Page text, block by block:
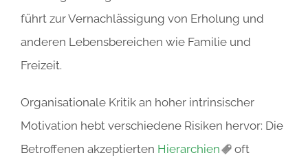
führt zur Vernachlässigung von Erholung und
anderen Lebensbereichen wie Familie und
Freizeit.
Organisationale Kritik an hoher intrinsischer
Motivation hebt verschiedene Risiken hervor: Die
Betroffenen akzeptierten Hierarchien
oft